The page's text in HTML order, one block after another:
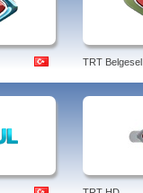
TRT Belgesel